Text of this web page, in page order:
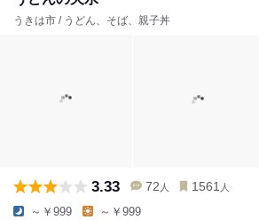
うきは市 / うどん、そば、親子丼
3.33 72 人 1561 人
～￥999 ～￥999